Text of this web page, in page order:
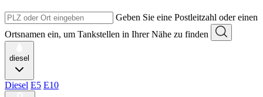
Geben Sie eine Postleitzahl oder einen
Ortsnamen ein, um Tankstellen in Ihrer Nähe zu finden
diesel
Diesel E5 E10